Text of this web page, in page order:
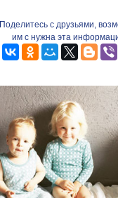
Поделитесь с друзьями,
им с нужна эта